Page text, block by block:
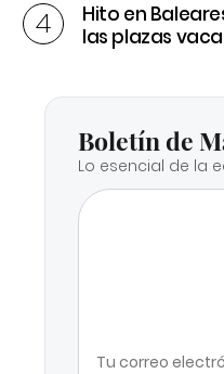
Hito en
las plazas
Boletín de
Lo esencial de la